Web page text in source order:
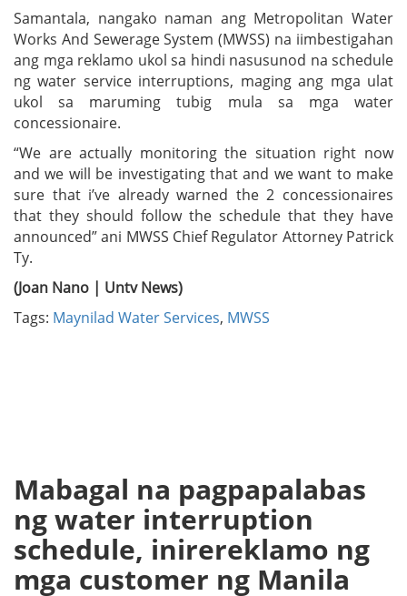
Samantala, nangako naman ang Metropolitan Water
Works And Sewerage System (MWSS) na iimbestigahan
ang mga reklamo ukol sa hindi nasusunod na schedule
ng water service interruptions, maging ang mga ulat
ukol sa maruming tubig mula sa mga water
concessionaire.
“We are actually monitoring the situation right now
and we will be investigating that and we want to make
sure that i’ve already warned the 2 concessionaires
that they should follow the schedule that they have
announced” ani MWSS Chief Regulator Attorney Patrick
Ty.
(Joan Nano | Untv News)
Tags: Maynilad Water Services, MWSS
Mabagal na pagpapalabas
ng water interruption
schedule, inirereklamo ng
mga customer ng Manila